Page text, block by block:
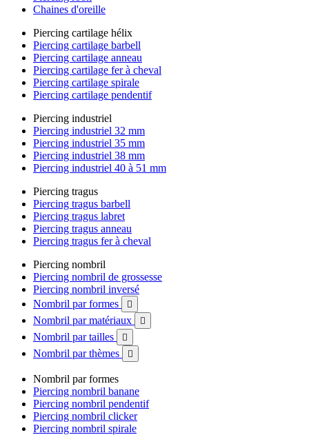
Chaines d'oreille
Piercing cartilage hélix
Piercing cartilage barbell
Piercing cartilage anneau
Piercing cartilage fer à cheval
Piercing cartilage spirale
Piercing cartilage pendentif
Piercing industriel
Piercing industriel 32 mm
Piercing industriel 35 mm
Piercing industriel 38 mm
Piercing industriel 40 à 51 mm
Piercing tragus
Piercing tragus barbell
Piercing tragus labret
Piercing tragus anneau
Piercing tragus fer à cheval
Piercing nombril
Piercing nombril de grossesse
Piercing nombril inversé
Nombril par formes

Nombril par matériaux 
Nombril par tailles 
Nombril par thèmes 
Nombril par formes
Piercing nombril banane
Piercing nombril pendentif
Piercing nombril clicker
Piercing nombril spirale